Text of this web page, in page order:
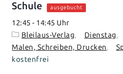
Schule
ausgebucht
12:45 - 14:45
Bleilaus-Verlag
Dienstag
Malen, Schreiben, Drucken
kostenfrei